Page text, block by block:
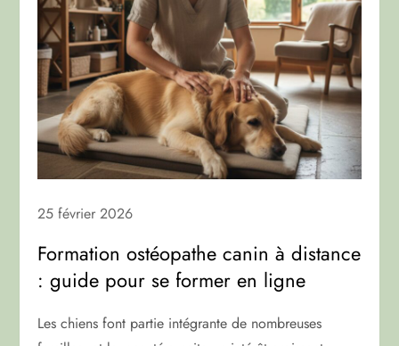
25 février 2026
Formation ostéopathe canin à distance
: guide pour se former en ligne
Les chiens font partie intégrante de nombreuses